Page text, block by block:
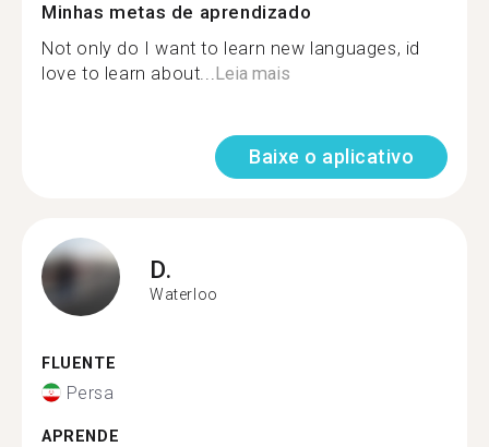
Minhas metas de aprendizado
Not only do I want to learn new languages, id
love to learn about...Leia mais
Baixe o aplicativo
D.
Waterloo
FLUENTE
Persa
APRENDE